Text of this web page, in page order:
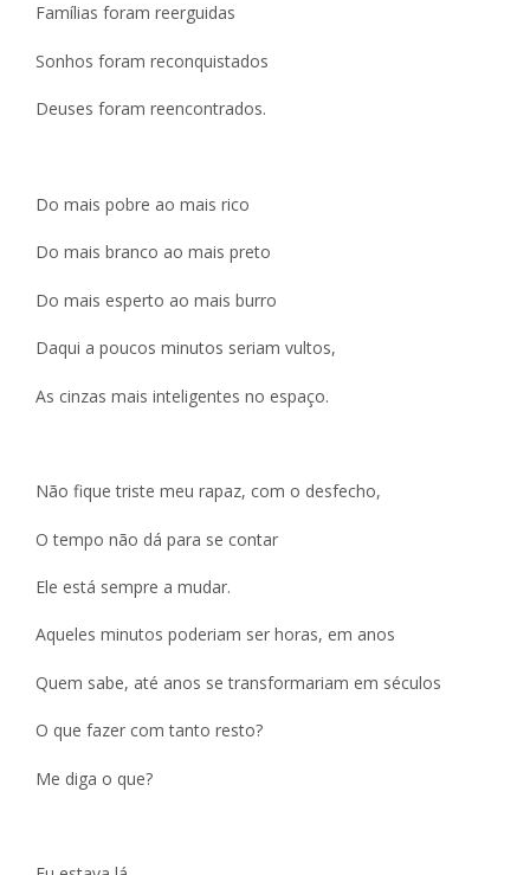
Famílias foram reerguidas
Sonhos foram reconquistados
Deuses foram reencontrados.
Do mais pobre ao mais rico
Do mais branco ao mais preto
Do mais esperto ao mais burro
Daqui a poucos minutos seriam vultos,
As cinzas mais inteligentes no espaço.
Não fique triste meu rapaz, com o desfecho,
O tempo não dá para se contar
Ele está sempre a mudar.
Aqueles minutos poderiam ser horas, em anos
Quem sabe, até anos se transformariam em séculos
O que fazer com tanto resto?
Me diga o que?